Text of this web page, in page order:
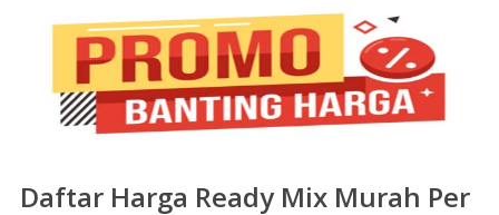
Daftar Harga Ready Mix Murah Per